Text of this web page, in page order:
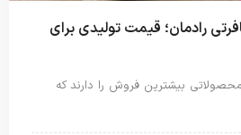
رادمان؛ قیمت تولیدی برای
محصولاتی بیشترین فروش را دارند که